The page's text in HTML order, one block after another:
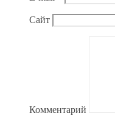
Сайт
Комментарий